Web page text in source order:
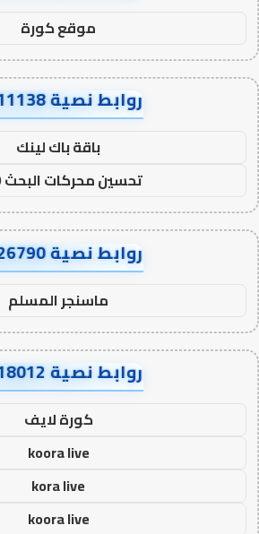
موقع كورة
روابط نصية AA11138
باقة باك لينك
تحسين محركات البحث SEO
روابط نصية AA26790
ماسنجر المسلم
روابط نصية AA18012
كورة لايف
koora live
kora live
koora live